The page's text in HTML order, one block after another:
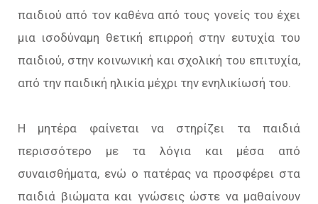
παιδιού από τον καθένα από τους γονείς του έχει
μια ισοδύναμη θετική επιρροή στην ευτυχία του
παιδιού, στην κοινωνική και σχολική του επιτυχία,
από την παιδική ηλικία μέχρι την ενηλικίωσή του.
Η μητέρα φαίνεται να στηρίζει τα παιδιά
περισσότερο με τα λόγια και μέσα από
συναισθήματα, ενώ ο πατέρας να προσφέρει στα
παιδιά βιώματα και γνώσεις ώστε να μαθαίνουν